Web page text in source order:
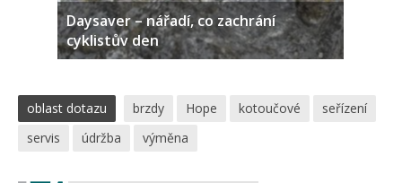
Daysaver – nářadí, co zachrání
cyklistův den
oblast dotazu brzdy Hope kotoučové
seřízení
servis
údržba výměna